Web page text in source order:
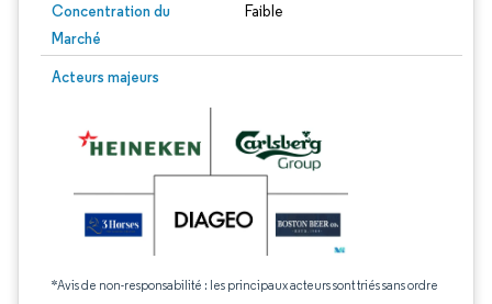
Concentration du
Marché
Faible
Acteurs majeurs
*Avis de non-responsabilité : les principaux acteurs sont triés sans ordre